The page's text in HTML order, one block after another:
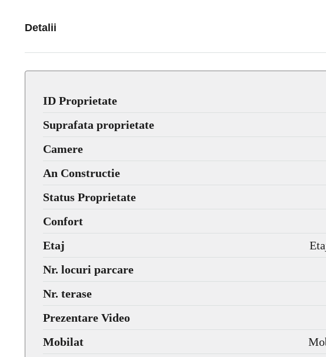
Detalii
ID Proprietate
Suprafata proprietate
Camere
An Constructie
Status Proprietate
Confort
Etaj
Nr. locuri parcare
Nr. terase
Prezentare Video
Mobilat